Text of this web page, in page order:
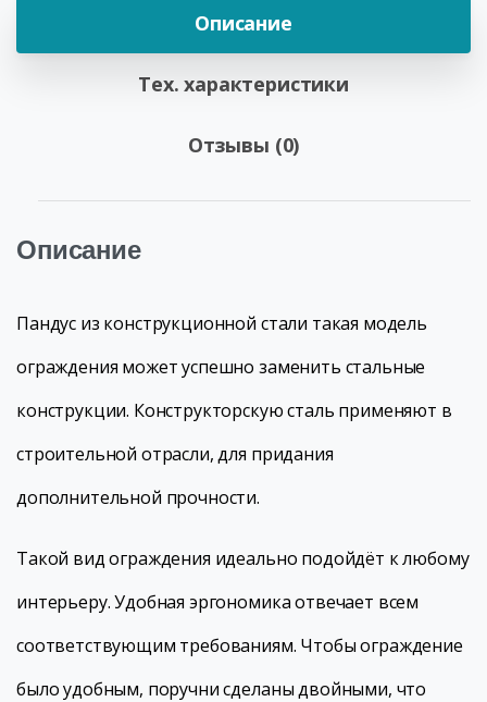
Описание
Тех. характеристики
Отзывы (0)
Описание
Пандус из конструкционной стали такая модель
ограждения может успешно заменить стальные
конструкции. Конструкторскую сталь применяют в
строительной отрасли, для придания
дополнительной прочности.
Такой вид ограждения идеально подойдёт к любому
интерьеру. Удобная эргономика отвечает всем
соответствующим требованиям. Чтобы ограждение
было удобным, поручни сделаны двойными, что